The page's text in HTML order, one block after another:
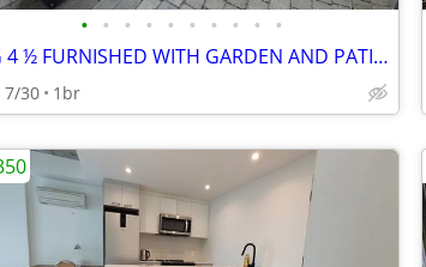
• • • • • • • • • •
BIG 4 ½ FURNISHED WITH GARDEN AND PATIO - IN THE HEART OF THE PLATEAU
7/30 1br